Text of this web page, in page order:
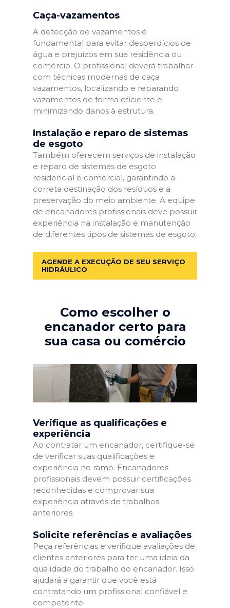
Caça-vazamentos
A detecção de vazamentos é
fundamental para evitar desperdícios de
água e prejuízos em sua residência ou
comércio. O profissional deverá trabalhar
com técnicas modernas de caça
vazamentos, localizando e reparando
vazamentos de forma eficiente e
minimizando danos à estrutura.
Instalação e reparo de sistemas
de esgoto
Também oferecem serviços de instalação
e reparo de sistemas de esgoto
residencial e comercial, garantindo a
correta destinação dos resíduos e a
preservação do meio ambiente. A equipe
de encanadores profissionais deve possuir
experiência na instalação e manutenção
de diferentes tipos de sistemas de esgoto.
AGENDE A EXECUÇÃO DE SEU SERVIÇO
HIDRÁULICO
Como escolher o
encanador certo para
sua casa ou comércio
Verifique as qualificações e
experiência
Ao contratar um encanador, certifique-se
de verificar suas qualificações e
experiência no ramo. Encanadores
profissionais devem possuir certificações
reconhecidas e comprovar sua
experiência através de trabalhos
anteriores.
Solicite referências e avaliações
Peça referências e verifique avaliações de
clientes anteriores para ter uma ideia da
qualidade do trabalho do encanador. Isso
ajudará a garantir que você está
contratando um profissional confiável e
competente.